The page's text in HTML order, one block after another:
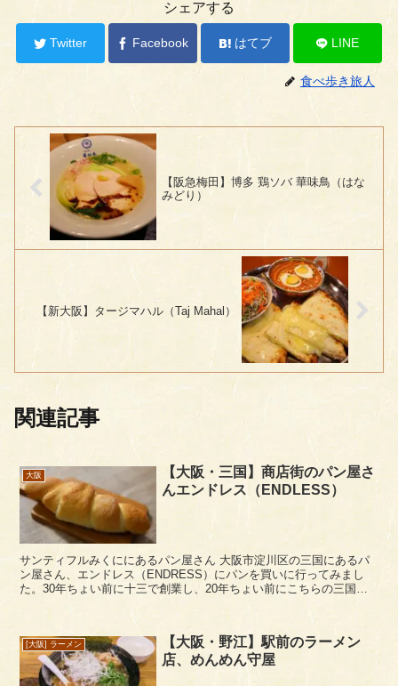
シェアする
Twitter Facebook はてブ LINE
食べ歩き旅人
【阪急梅田】博多 鶏ソバ 華味鳥（はな
みどり）
【新大阪】タージマハル（Taj Mahal）
関連記事
大阪
【大阪・三国】商店街のパン屋さ
んエンドレス（ENDLESS）
サンティフルみくににあるパン屋さん 大阪市淀川区の三国にあるパ
ン屋さん、エンドレス（ENDRESS）にパンを買いに行ってみまし
た。30年ちょい前に十三で創業し、20年ちょい前にこちらの三国商
[大阪] ラーメン
【大阪・野江】駅前のラーメン
店、めんめん守屋